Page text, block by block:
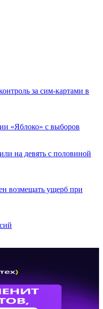
за сим-картами в
«Яблоко» с выборов
на девять с половиной
возмещать ущерб при